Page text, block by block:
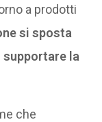
a prodotti
si sposta
la
che